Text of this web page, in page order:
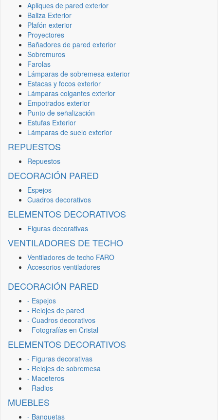
Apliques de pared exterior
Baliza Exterior
Plafón exterior
Proyectores
Bañadores de pared exterior
Sobremuros
Farolas
Lámparas de sobremesa exterior
Estacas y focos exterior
Lámparas colgantes exterior
Empotrados exterior
Punto de señalización
Estufas Exterior
Lámparas de suelo exterior
REPUESTOS
Repuestos
DECORACIÓN PARED
Espejos
Cuadros decorativos
ELEMENTOS DECORATIVOS
Figuras decorativas
VENTILADORES DE TECHO
Ventiladores de techo FARO
Accesorios ventiladores
DECORACIÓN PARED
- Espejos
- Relojes de pared
- Cuadros decorativos
- Fotografías en Cristal
ELEMENTOS DECORATIVOS
- Figuras decorativas
- Relojes de sobremesa
- Maceteros
- Radios
MUEBLES
- Banquetas